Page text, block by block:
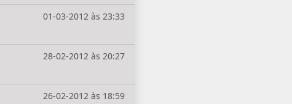
01-03-2012 às 23:33
28-02-2012 às 20:27
26-02-2012 às 18:59